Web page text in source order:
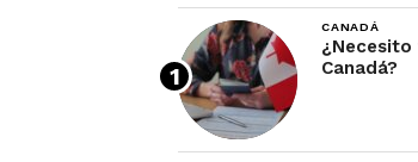
CANADÁ
¿Necesito
Canadá?